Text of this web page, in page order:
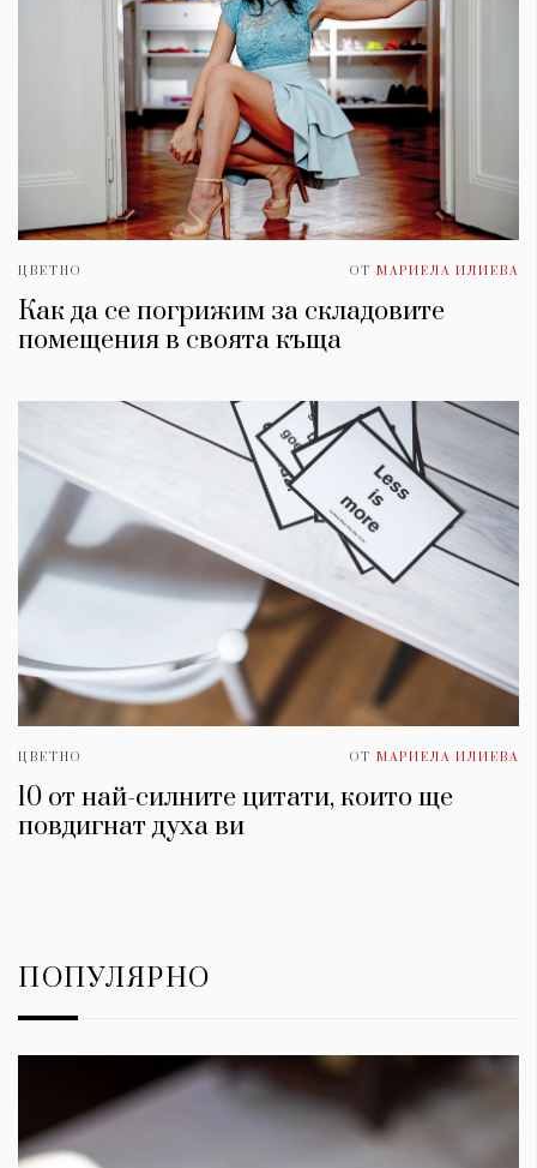
ЦВЕТНО ОТ МАРИЕЛА ИЛИЕВА
Как да се погрижим за складовите
помещения в своята къща
ЦВЕТНО ОТ МАРИЕЛА ИЛИЕВА
10 от най-силните цитати, които ще
повдигнат духa ви
ПОПУЛЯРНО